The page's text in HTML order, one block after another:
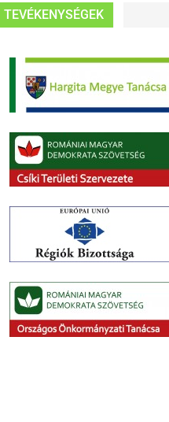
TEVÉKENYSÉGEK